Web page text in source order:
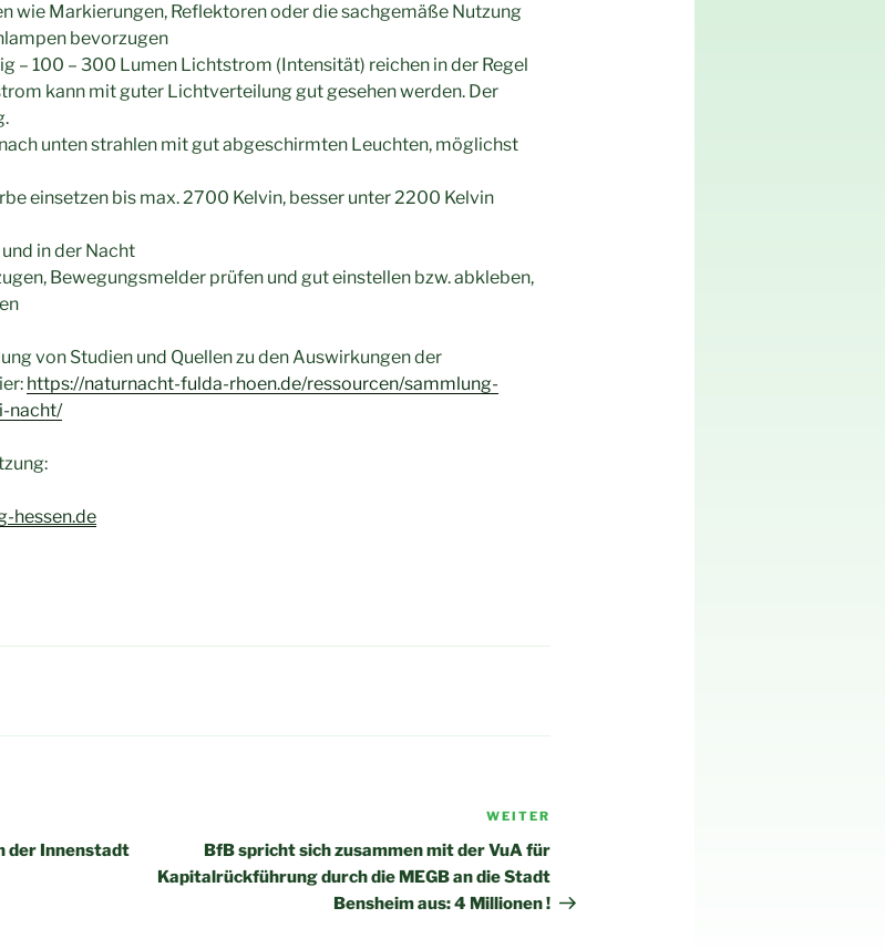
wie Markierungen, Reflektoren oder die sachgemäße Nutzung
bevorzugen
– 100 – 300 Lumen Lichtstrom (Intensität) reichen in der Regel
kann mit guter Lichtverteilung gut gesehen werden. Der
unten strahlen mit gut abgeschirmten Leuchten, möglichst
einsetzen bis max. 2700 Kelvin, besser unter 2200 Kelvin
in der Nacht
Bewegungsmelder prüfen und gut einstellen bzw. abkleben,
von Studien und Quellen zu den Auswirkungen der
https://naturnacht-fulda-rhoen.de/ressourcen/sammlung-
nacht/
hessen.de
der Innenstadt
Beitrag
WEITER
BfB spricht sich zusammen mit der VuA für
Kapitalrückführung durch die MEGB an die Stadt
Bensheim aus: 4 Millionen !